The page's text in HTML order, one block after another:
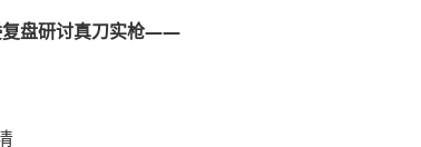
复盘研讨真刀实枪——